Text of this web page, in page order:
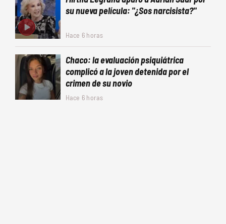
su nueva película: "¿Sos narcisista?"
Hace 6 horas
Chaco: la evaluación psiquiátrica
complicó a la joven detenida por el
crimen de su novio
Hace 6 horas